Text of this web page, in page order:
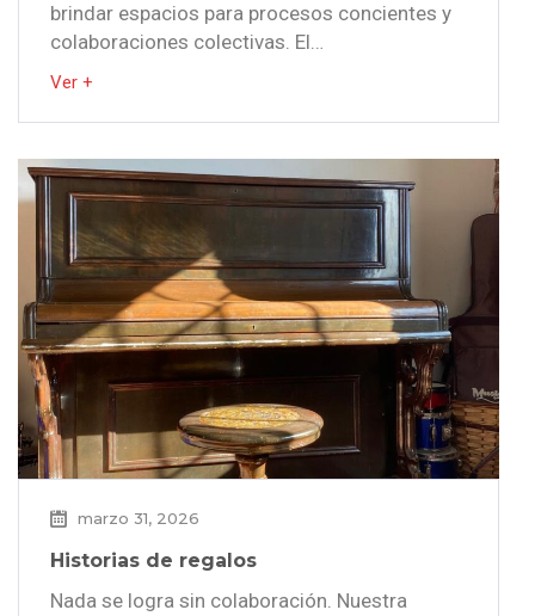
brindar espacios para procesos concientes y
colaboraciones colectivas. El…
Ver +
marzo 31, 2026
Historias de regalos
Nada se logra sin colaboración. Nuestra